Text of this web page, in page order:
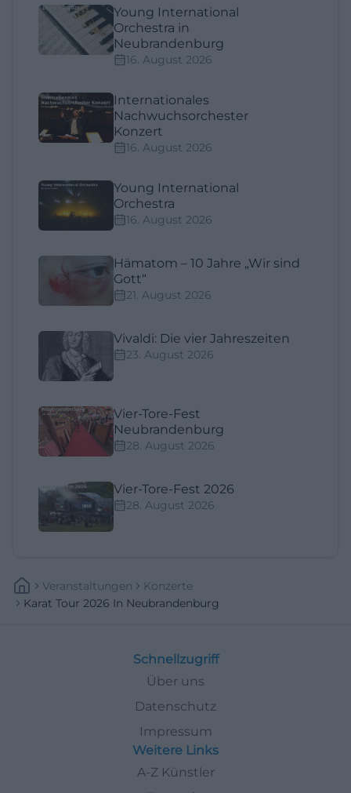
Young International
Orchestra in
Neubrandenburg
16. August 2026
Internationales
Nachwuchsorchester
Konzert
16. August 2026
Young International
Orchestra
16. August 2026
Hämatom – 10 Jahre „Wir sind
Gott“
21. August 2026
Vivaldi: Die vier Jahreszeiten
23. August 2026
Vier-Tore-Fest
Neubrandenburg
28. August 2026
Vier-Tore-Fest 2026
28. August 2026
Veranstaltungen
Konzerte
Karat Tour 2026 In Neubrandenburg
Schnellzugriff
Über uns
Datenschutz
Impressum
Weitere Links
A-Z Künstler